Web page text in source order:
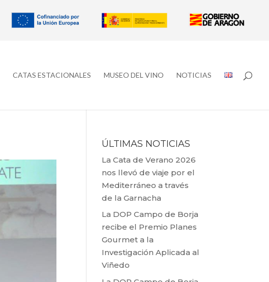
CATAS ESTACIONALES MUSEO DEL VINO NOTICIAS
ÚLTIMAS NOTICIAS
La Cata de Verano 2026
nos llevó de viaje por el
Mediterráneo a través
de la Garnacha
La DOP Campo de Borja
recibe el Premio Planes
Gourmet a la
Investigación Aplicada al
Viñedo